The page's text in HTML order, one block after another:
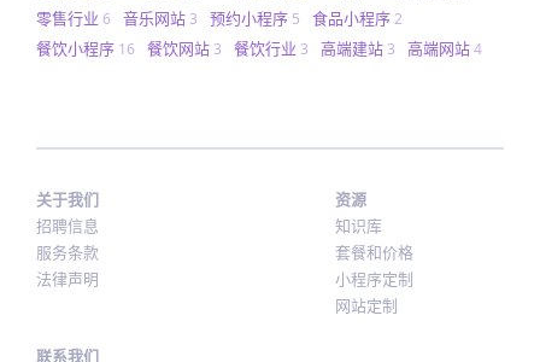
零售行业 6 音乐网站 3 预约小程序 5 食品小程序2
餐饮小程序 16 餐饮网站 3 餐饮行业 3 高端建站 3 高端网站4
关于我们
招聘信息
服务条款
法律声明
资源
知识库
套餐和价格
小程序定制
网站定制
联系我们